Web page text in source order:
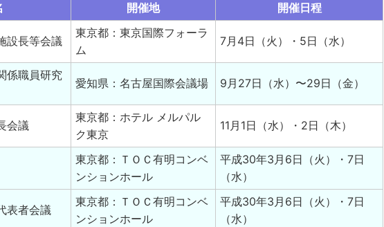
開催地 開催日程
設長等会議
東京都：東京国際フォーラ
ム
7月4日（火）・5日（水）
係職員研究
愛知県：名古屋国際会議場 9月27日（水）〜29日（金）
会議
東京都：ホテル メルパル
ク東京
11月1日（水）・2日（木）
東京都：ＴＯＣ有明コンベ
ンションホール
平成30年3月6日（火）・7日
（水）
表者会議
東京都：ＴＯＣ有明コンベ
ンションホール
平成30年3月6日（火）・7日
（水）